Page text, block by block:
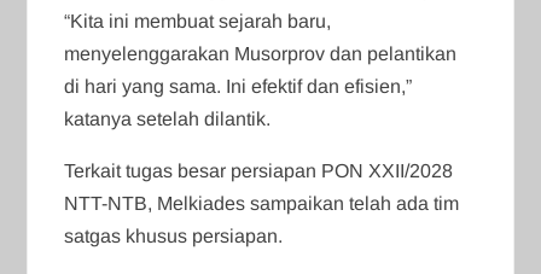
“Kita ini membuat sejarah baru,
menyelenggarakan Musorprov dan pelantikan
di hari yang sama. Ini efektif dan efisien,”
katanya setelah dilantik.
Terkait tugas besar persiapan PON XXII/2028
NTT-NTB, Melkiades sampaikan telah ada tim
satgas khusus persiapan.